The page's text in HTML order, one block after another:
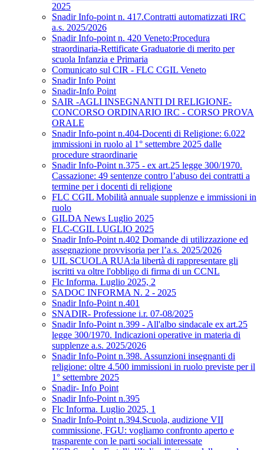
2025
Snadir Info-point n. 417.Contratti automatizzati IRC
a.s. 2025/2026
Snadir Info-point n. 420 Veneto:Procedura
straordinaria-Rettificate Graduatorie di merito per
scuola Infanzia e Primaria
Comunicato sul CIR - FLC CGIL Veneto
Snadir Info Point
Snadir-Info Point
SAIR -AGLI INSEGNANTI DI RELIGIONE-
CONCORSO ORDINARIO IRC - CORSO PROVA
ORALE
Snadir Info-point n.404-Docenti di Religione: 6.022
immissioni in ruolo al 1° settembre 2025 dalle
procedure straordinarie
Snadir Info-Point n.375 - ex art.25 legge 300/1970.
Cassazione: 49 sentenze contro l’abuso dei contratti a
termine per i docenti di religione
FLC CGIL Mobilità annuale supplenze e immissioni in
ruolo
GILDA News Luglio 2025
FLC-CGIL LUGLIO 2025
Snadir Info-Point n.402 Domande di utilizzazione ed
assegnazione provvisoria per l’a.s. 2025/2026
UIL SCUOLA RUA:la libertà di rappresentare gli
iscritti va oltre l'obbligo di firma di un CCNL
Flc Informa. Luglio 2025, 2
SADOC INFORMA N. 2 - 2025
Snadir Info-Point n.401
SNADIR- Professione i.r. 07-08/2025
Snadir Info-Point n.399 - All'albo sindacale ex art.25
legge 300/1970. Indicazioni operative in materia di
supplenze a.s. 2025/2026
Snadir Info-Point n.398. Assunzioni insegnanti di
religione: oltre 4.500 immissioni in ruolo previste per il
1° settembre 2025
Snadir- Info Point
Snadir Info-Point n.395
Flc Informa. Luglio 2025, 1
Snadir Info-Point n.394.Scuola, audizione VII
commissione, FGU: vogliamo confronto aperto e
trasparente con le parti sociali interessate